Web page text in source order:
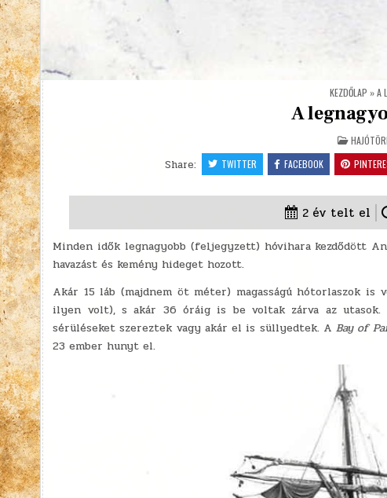
KEZDŐLAP »A
A
POSTED
IN
Share: TWITTER FACEBOOK
2 év telt el
Minden idők legnagyobb (feljegyzett) hóvihara kezdődött
havazást és kemény hideget hozott.
Akár 15 láb (majdnem öt méter) magasságú hótorlaszok
ilyen volt), s akár 36 óráig is be voltak zárva az utasok.
sérüléseket szereztek vagy akár el is süllyedtek. ABay of
23 ember hunyt el.